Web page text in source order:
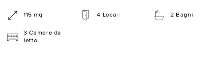
115 mq 4 Locali 2 Bagni
3 Camere da
letto